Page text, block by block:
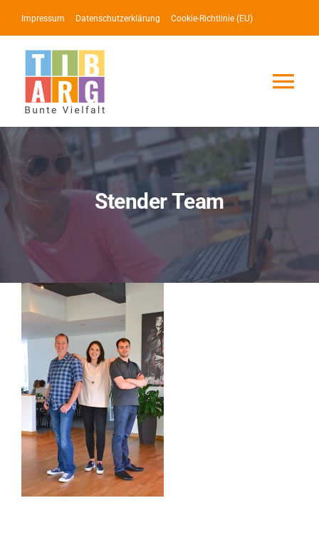
Inhalt
springen
Impressum Datenschutzerklärung Cookie-Richtlinie (EU)
Lotse
Service
Events
Impressionen
Über uns
SUCHE
NACH:
Stender Team